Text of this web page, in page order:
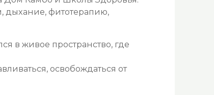
дыхание, фитотерапию,
в живое пространство, где
освобождаться от